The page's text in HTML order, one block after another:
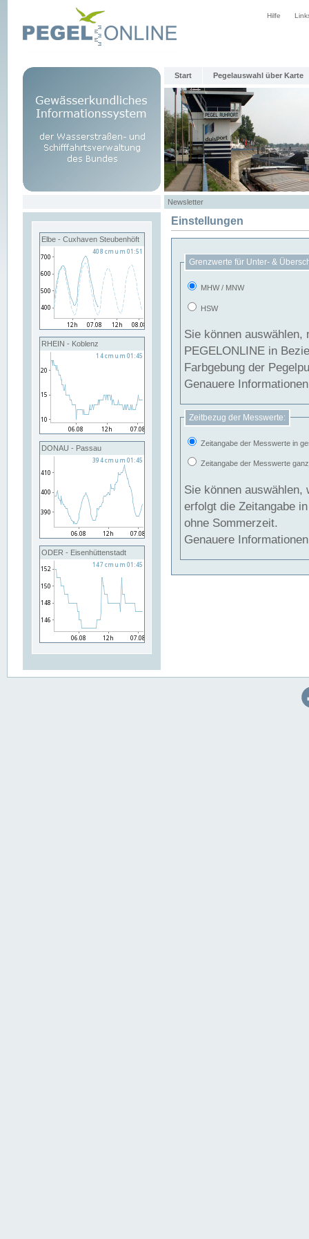
Hilfe
Start Pegelauswahl über Karte
Newsletter
Elbe - Cuxhaven Steubenhöft
RHEIN - Koblenz
DONAU - Passau
ODER - Eisenhüttenstadt
Einstellungen
Grenzwerte für Unter- &
MHW / MNW
HSW
Sie können
PEGELONLINE in Beziehung
Farbgebung der
Genauere
Zeitbezug der Messwerte:
Zeitangabe der Messwerte in
Zeitangabe der Messwerte
Sie können auswählen,
erfolgt die Zeitangabe
ohne Sommerzeit.
Genauere